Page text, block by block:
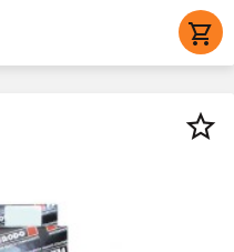
shopping_cart
star_border